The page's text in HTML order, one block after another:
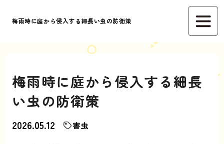
梅雨時に庭から侵入する細長い虫の防衛策
梅雨時に庭から侵入する細長
い虫の防衛策
2026.05.12 害虫